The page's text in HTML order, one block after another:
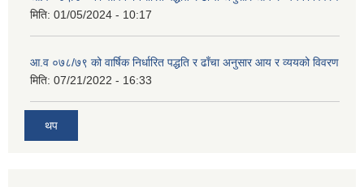
मिति: 01/05/2024 - 10:17
आ.व ०७८/७९ को वार्षिक निर्धारित पद्धति र ढाँचा अनुसार आय र व्ययको विवरण
मिति: 07/21/2022 - 16:33
थप